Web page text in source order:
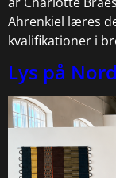
Ahrenkiel læres
kvalifikationer i
Lys på